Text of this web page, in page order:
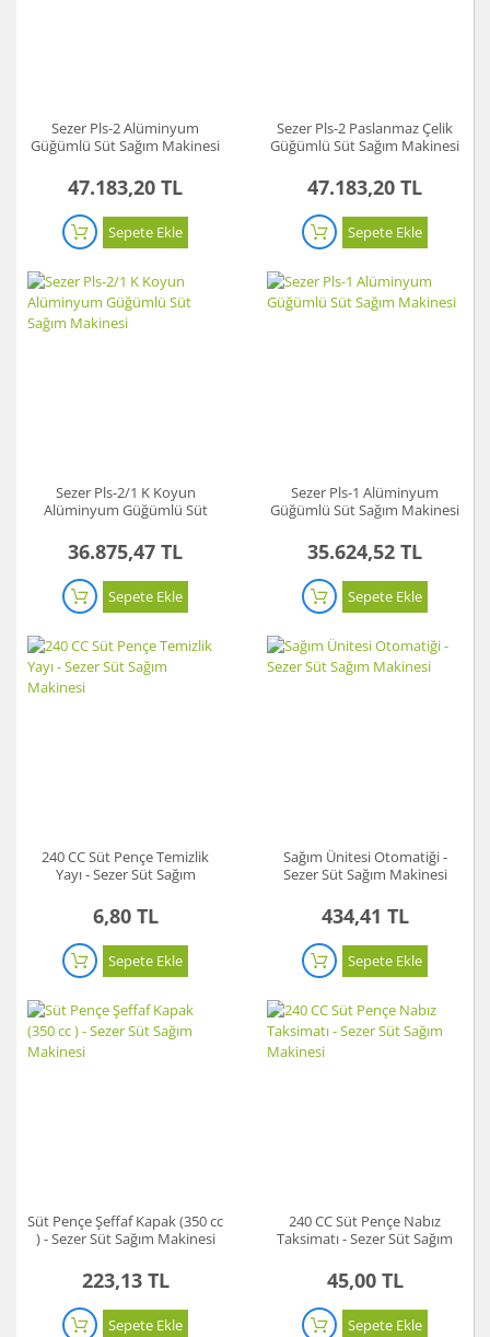
Sezer Pls-2 Alüminyum
Güğümlü Süt Sağım Makinesi
47.183,20 TL
Sepete Ekle
Sezer Pls-2 Paslanmaz Çelik
Güğümlü Süt Sağım Makinesi
47.183,20 TL
Sepete Ekle
Sezer Pls-2/1 K Koyun
Alüminyum Güğümlü Süt
36.875,47 TL
Sepete Ekle
Sezer Pls-1 Alüminyum
Güğümlü Süt Sağım Makinesi
35.624,52 TL
Sepete Ekle
240 CC Süt Pençe Temizlik
Yayı - Sezer Süt Sağım
6,80 TL
Sepete Ekle
Sağım Ünitesi Otomatiği -
Sezer Süt Sağım Makinesi
434,41 TL
Sepete Ekle
Süt Pençe Şeffaf Kapak (350 cc
) - Sezer Süt Sağım Makinesi
223,13 TL
Sepete Ekle
240 CC Süt Pençe Nabız
Taksimatı - Sezer Süt Sağım
45,00 TL
Sepete Ekle